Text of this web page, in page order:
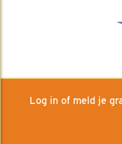
Log in of meld je